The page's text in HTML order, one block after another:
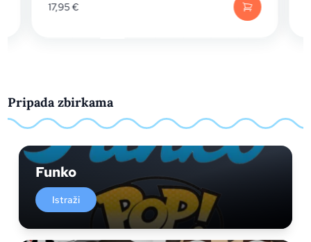
17,95€
Pripada zbirkama
Funko
Istraži